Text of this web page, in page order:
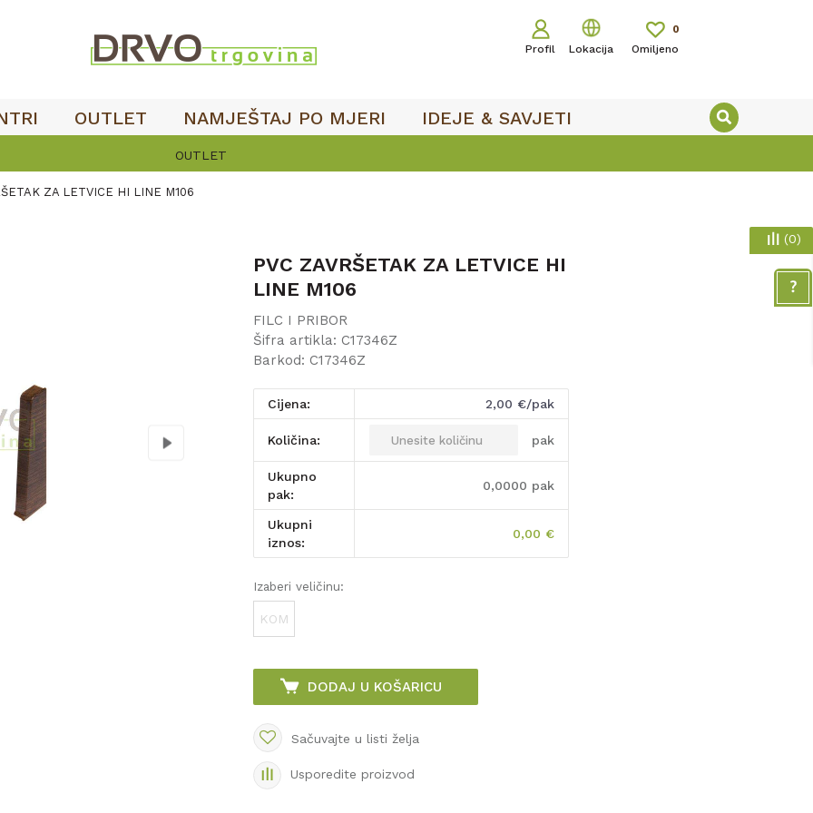
Profil Lokacija Omiljeno
0
OUTLET NAMJEŠTAJ PO MJERI IDEJE & SAVJETI
OUTLET
ZA LETVICE HI LINE M106
PVC ZAVRŠETAK ZA LETVICE HI
LINE M106
FILC I PRIBOR
Šifra artikla: C17346Z
Barkod: C17346Z
Cijena: 2,00 €/pak
Količina: pak
Ukupno
pak:
0,0000 pak
Ukupni
iznos:
0,00 €
Izaberi veličinu:
KOM
DODAJ U KOŠARICU
Sačuvajte u listi želja
Usporedite proizvod
(0)